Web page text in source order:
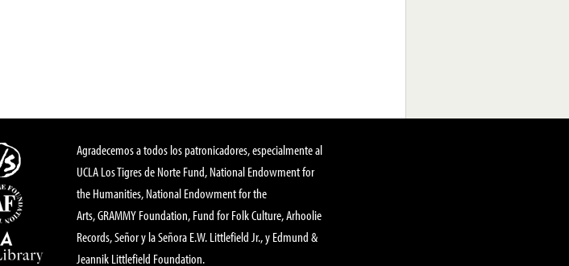
Agradecemos a todos los patronicadores, especialmente al
UCLA Los Tigres de Norte Fund, National Endowment for
the Humanities, National Endowment for the
Arts, GRAMMY Foundation, Fund for Folk Culture, Arhoolie
Records, Señor y la Señora E.W. Littlefield Jr., y Edmund &
Jeannik Littlefield Foundation.